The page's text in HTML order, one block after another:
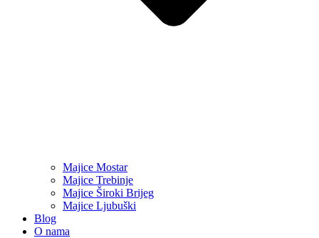
Majice Mostar
Majice Trebinje
Majice Široki Brijeg
Majice Ljubuški
Blog
O nama